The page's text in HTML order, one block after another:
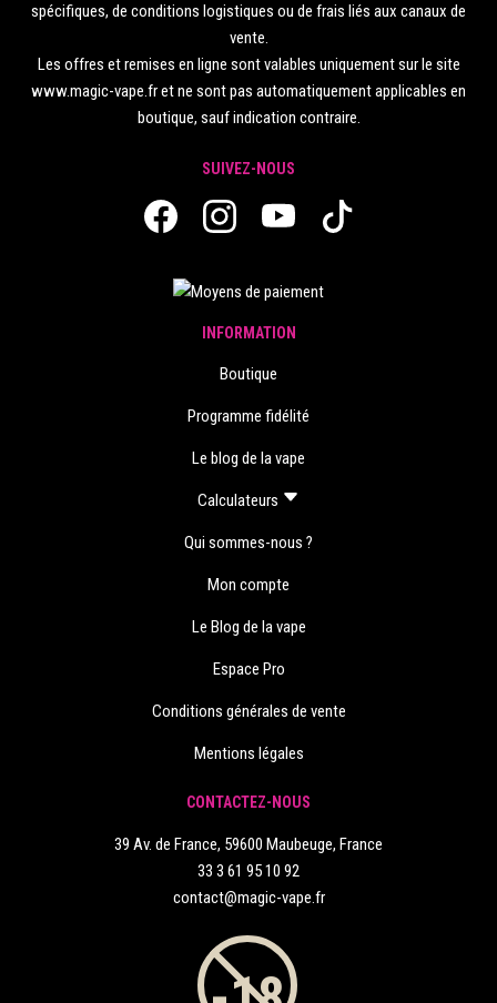
spécifiques, de conditions logistiques ou de frais liés aux canaux de
vente.
Les offres et remises en ligne sont valables uniquement sur le site
www.magic-vape.fr et ne sont pas automatiquement applicables en
boutique, sauf indication contraire.
SUIVEZ-NOUS
INFORMATION
Boutique
Programme fidélité
Le blog de la vape
Calculateurs
Qui sommes-nous ?
Mon compte
Le Blog de la vape
Espace Pro
Conditions générales de vente
Mentions légales
CONTACTEZ-NOUS
39 Av. de France, 59600 Maubeuge, France
33 3 61 95 10 92
contact@magic-vape.fr